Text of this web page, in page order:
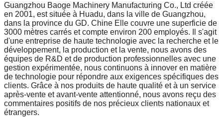
Guangzhou Baoge Machinery Manufacturing Co., Ltd créée
en 2001, est située à Huadu, dans la ville de Guangzhou,
dans la province du GD. Chine Elle couvre une superficie de
3000 mètres carrés et compte environ 200 employés. Il s'agit
d'une entreprise de haute technologie avec la recherche et le
développement, la production et la vente, nous avons des
équipes de R&D et de production professionnelles avec une
gestion expérimentée, nous continuons à innover en matière
de technologie pour répondre aux exigences spécifiques des
clients. Grâce à nos produits de haute qualité et à un service
après-vente et avant-vente attentionné, nous avons reçu des
commentaires positifs de nos précieux clients nationaux et
étrangers.